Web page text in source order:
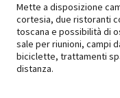
Mette a disposizione
cortesia, due ristoranti
toscana e possibilità di
sale per riunioni, campi
biciclette, trattamenti
distanza.